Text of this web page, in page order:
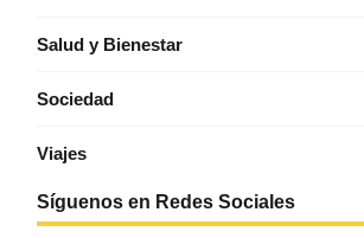
Salud y Bienestar
Sociedad
Viajes
Síguenos en Redes Sociales